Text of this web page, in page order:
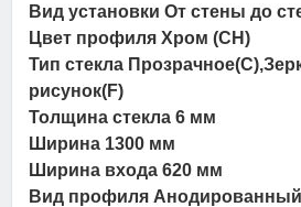
Вид установки От стены до
Цвет профиля Хром (СН)
Тип стекла
рисунок(F)
Толщина стекла 6 мм
Ширина 1300 мм
Ширина входа 620 мм
Вид профиля